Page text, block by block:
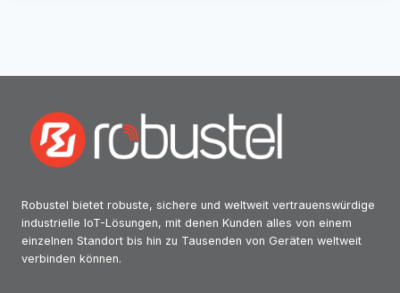
Robustel bietet robuste, sichere und weltweit vertrauenswürdige
industrielle IoT-Lösungen, mit denen Kunden alles von einem
einzelnen Standort bis hin zu Tausenden von Geräten weltweit
verbinden können.